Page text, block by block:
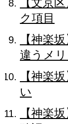
ク項目
【神楽
違うメ
【神楽
い
【神楽